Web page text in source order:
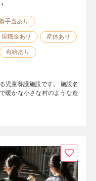
手当あり
退職金あり 産休あり
有給あり
児童養護施設です。 施設名
暖かな小さな村のような造